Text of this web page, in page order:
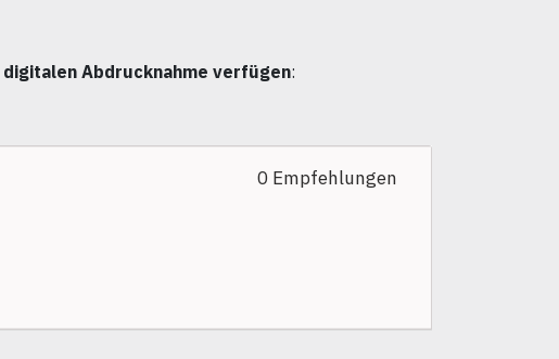
digitalen Abdrucknahme verfügen:
0 Empfehlungen